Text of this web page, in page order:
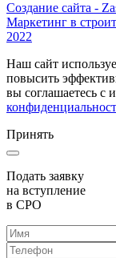
Создание сайта -
Маркетинг в
2022
Наш сайт
повысить
вы соглашаетесь с
Принять
Подать заявку
на вступление
в СРО